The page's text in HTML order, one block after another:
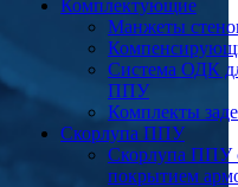
Комплектующие
Манжеты
Система ОДК
ППУ
Комплекты
Скорлупа ППУ
Скорлупа ППУ
покрытием